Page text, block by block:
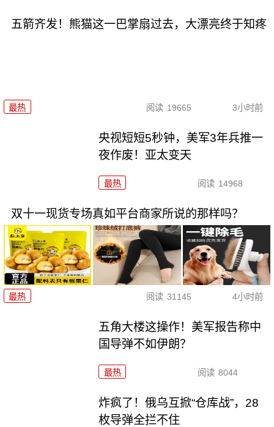
五箭齐发！熊猫这一巴掌扇过去，大漂亮终于知疼
最热 阅读 19665 3小时前
央视短短5秒钟，美军3年兵推一
夜作废！亚太变天
最热 阅读 14968
双十一现货专场真如平台商家所说的那样吗？
最热 阅读 31145 4小时前
五角大楼这操作！美军报告称中
国导弹不如伊朗？
最热 阅读 8044
炸疯了！俄乌互掀“仓库战”，28
枚导弹全拦不住